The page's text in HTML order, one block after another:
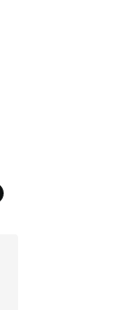
1 commentaires